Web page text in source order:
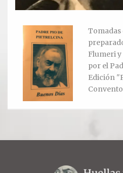
El Milagro
Relación con Flia.
Galería y testimonios
Reliquias
Flumeri
por el
Edición